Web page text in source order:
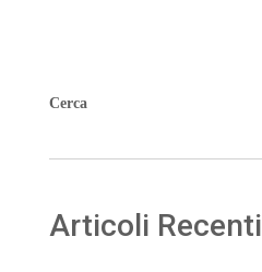
Cerca
Articoli Recenti